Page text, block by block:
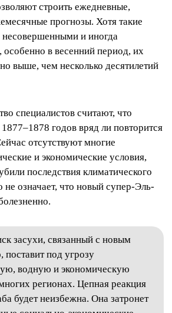
строить ежедневные,
прогнозы. Хотя такие
несовершенными и иногда
в весенний период, их
выше, чем несколько десятилетий
специалистов считают, что
годов вряд ли повторится
отсутствуют многие
и экономические условия,
последствия климатического
не означает, что новый супер-Эль-
засухи, связанный с новым
под угрозу
водную и экономическую
регионах. Цепная реакция
будет неизбежна. Она затронет